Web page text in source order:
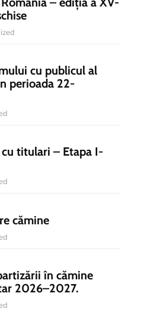
cu publicul al
perioada 22-
titulari – Etapa I-
cămine
în cămine
2026–2027.